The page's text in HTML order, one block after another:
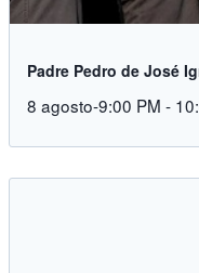
Padre Pedro de José
8 agosto-9:00 PM -